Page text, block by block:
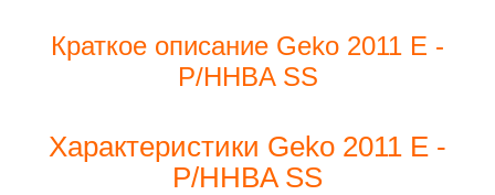
Краткое описание Geko 2011 E -
P/HHBA SS
Характеристики Geko 2011 E -
P/HHBA SS